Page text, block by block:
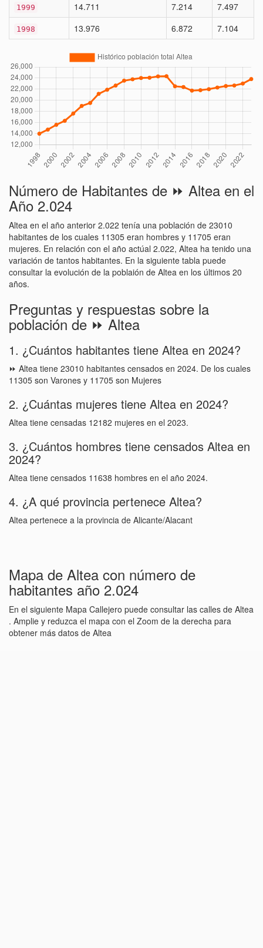
1999 14.711 7.214 7.497
1998 13.976 6.872 7.104
Número de Habitantes de ⏩ Altea en el
Año 2.024
Altea en el año anterior 2.022 tenía una población de 23010
habitantes de los cuales 11305 eran hombres y 11705 eran
mujeres. En relación con el año actúal 2.022, Altea ha tenido una
variación de tantos habitantes. En la siguiente tabla puede
consultar la evolución de la poblaión de Altea en los últimos 20
años.
Preguntas y respuestas sobre la
población de ⏩ Altea
1. ¿Cuántos habitantes tiene Altea en 2024?
⏩ Altea tiene 23010 habitantes censados en 2024. De los cuales
11305 son Varones y 11705 son Mujeres
2. ¿Cuántas mujeres tiene Altea en 2024?
Altea tiene censadas 12182 mujeres en el 2023.
3. ¿Cuántos hombres tiene censados Altea en
2024?
Altea tiene censados 11638 hombres en el año 2024.
4. ¿A qué provincia pertenece Altea?
Altea pertenece a la provincia de Alicante/Alacant
Mapa de Altea con número de
habitantes año 2.024
En el siguiente Mapa Callejero puede consultar las calles de Altea
. Amplie y reduzca el mapa con el Zoom de la derecha para
obtener más datos de Altea